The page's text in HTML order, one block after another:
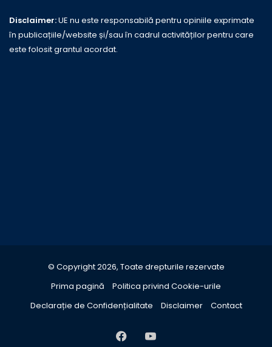
Disclaimer:UE nu este responsabilă pentru opiniile exprimate
în publicațiile/website și/sau în cadrul activităților pentru care
este folosit grantul acordat.
© Copyright 2026, Toate drepturile rezervate
Prima pagină
Politica privind Cookie-urile
Declarație de Confidențialitate
Disclaimer Contact
FacebookYouTube